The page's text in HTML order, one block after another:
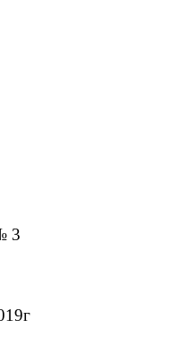
3
№______